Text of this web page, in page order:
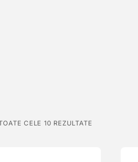
CELE 10 REZULTATE